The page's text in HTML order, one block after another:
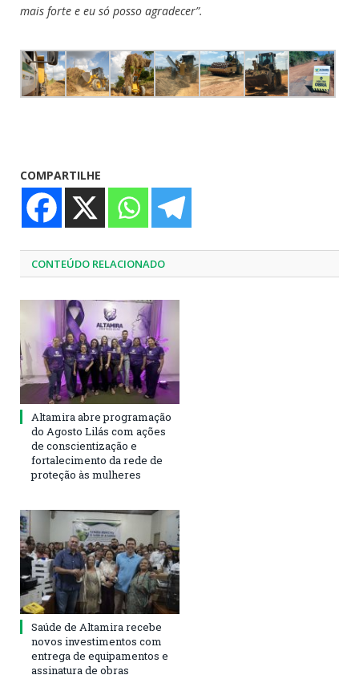
mais forte e eu só posso agradecer”.
COMPARTILHE
CONTEÚDO RELACIONADO
Altamira abre programação
do Agosto Lilás com ações
de conscientização e
fortalecimento da rede de
proteção às mulheres
Saúde de Altamira recebe
novos investimentos com
entrega de equipamentos e
assinatura de obras